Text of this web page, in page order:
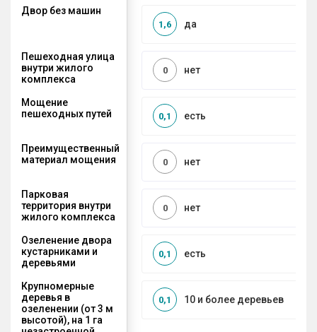
Двор без машин
да
1,6
Пешеходная улица
внутри жилого
комплекса
нет
0
Мощение
пешеходных путей
есть
0,1
Преимущественный
материал мощения
нет
0
Парковая
территория внутри
жилого комплекса
нет
0
Озеленение двора
кустарниками и
деревьями
есть
0,1
Крупномерные
деревья в
озеленении (от 3 м
высотой), на 1 га
10 и более деревьев
0,1